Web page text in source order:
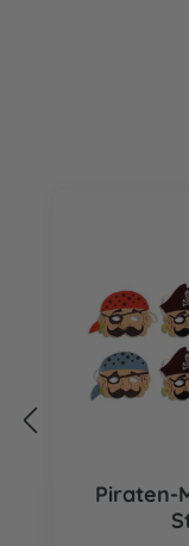
Piraten-